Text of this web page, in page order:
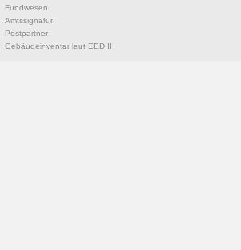
Fundwesen
Amtssignatur
Postpartner
Gebäudeinventar laut EED III